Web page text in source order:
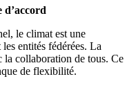
le climat est une
entités fédérées. La
la collaboration de tous. Ce
de flexibilité.